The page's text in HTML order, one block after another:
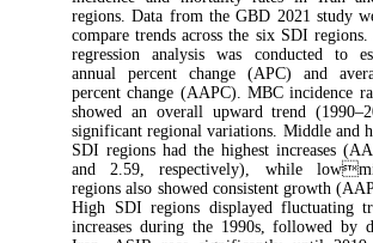
regions. Data from the GBD 2021 study
compare trends across the six SDI
regression analysis was conducted to
annual percent change (APC) and
percent change (AAPC). MBC incidence
showed an overall upward trend
significant regional variations. Middle and
SDI regions had the highest increases
and 2.59, respectively), while
regions also showed consistent growth
High SDI regions displayed fluctuating
increases during the 1990s, followed by